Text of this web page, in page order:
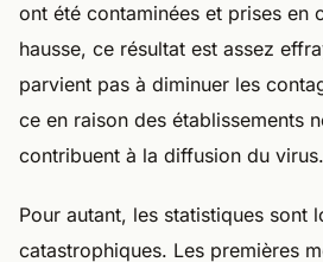
ont été contaminées et prises en
hausse, ce résultat est assez
parvient pas à diminuer les
ce en raison des établissements
contribuent à la diffusion du virus.
Pour autant, les statistiques sont
catastrophiques. Les premières